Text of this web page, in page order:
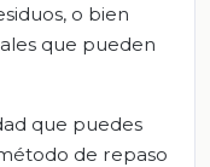
o bien
que pueden
que puedes
de repaso